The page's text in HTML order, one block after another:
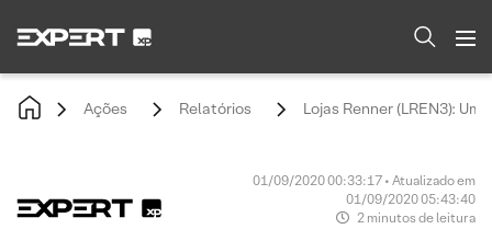
Ações Relatórios Lojas Renner (LREN3):
01/09/2020 00:33:17 • Atualizado em
01/09/2020 05:43:40
2 minutos de leitura